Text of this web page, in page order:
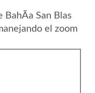
San Blas
el zoom